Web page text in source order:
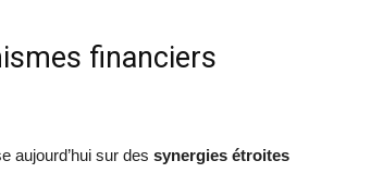
financiers
aujourd’hui sur des synergies étroites